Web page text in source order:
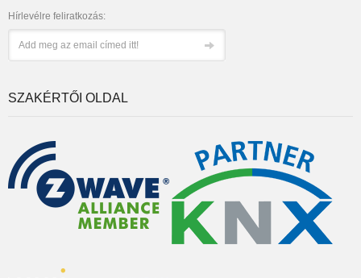
Hírlevélre feliratkozás:
SZAKÉRTŐI OLDAL